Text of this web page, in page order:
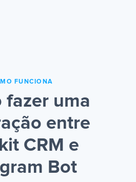
FUNCIONA
fazer uma
entre
CRM e
Bot